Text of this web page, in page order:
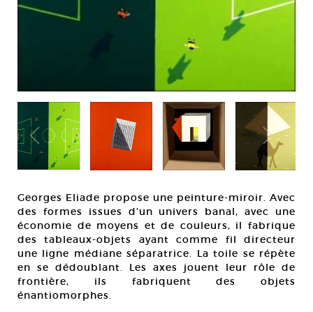
Georges Eliade propose une peinture-miroir. Avec
des formes issues d’un univers banal, avec une
économie de moyens et de couleurs, il fabrique
des tableaux-objets ayant comme fil directeur
une ligne médiane séparatrice. La toile se répète
en se dédoublant. Les axes jouent leur rôle de
frontière, ils fabriquent des objets
énantiomorphes.